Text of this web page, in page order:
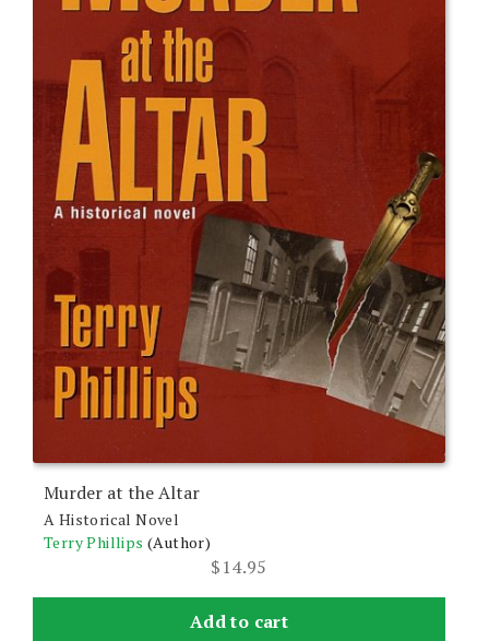
Murder at the Altar
A Historical Novel
Terry Phillips (Author)
$14.95
Add to cart